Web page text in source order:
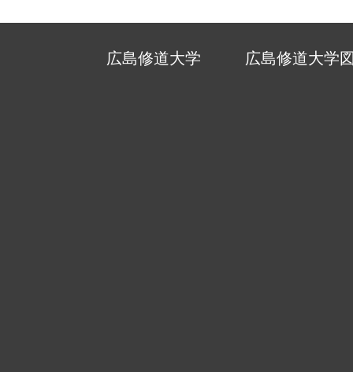
広島修道大学 広島修道大学